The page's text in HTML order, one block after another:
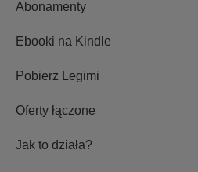
Abonamenty
Ebooki na Kindle
Pobierz Legimi
Oferty łączone
Jak to działa?